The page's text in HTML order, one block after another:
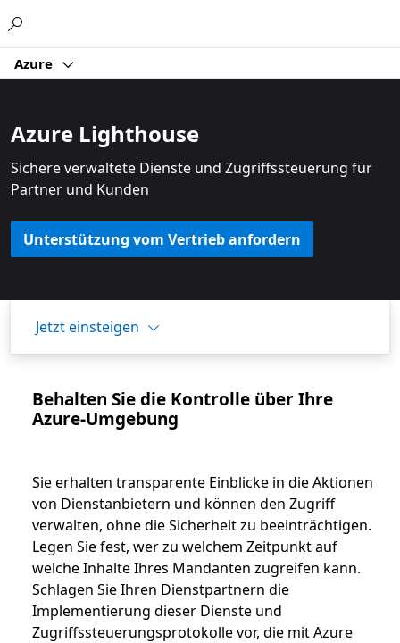
Azure
Azure Lighthouse
Sichere verwaltete Dienste und Zugriffssteuerung für
Partner und Kunden
Unterstützung vom Vertrieb anfordern
Jetzt einsteigen
Behalten Sie die Kontrolle über Ihre
Azure-Umgebung
Sie erhalten transparente Einblicke in die Aktionen
von Dienstanbietern und können den Zugriff
verwalten, ohne die Sicherheit zu beeinträchtigen.
Legen Sie fest, wer zu welchem Zeitpunkt auf
welche Inhalte Ihres Mandanten zugreifen kann.
Schlagen Sie Ihren Dienstpartnern die
Implementierung dieser Dienste und
Zugriffssteuerungsprotokolle vor, die mit Azure